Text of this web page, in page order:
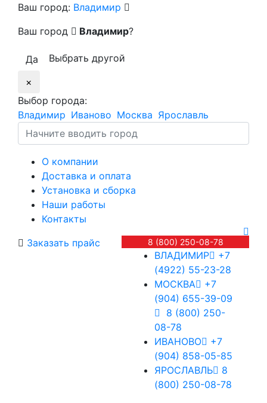
Ваш город: Владимир
Ваш город
Владимир?
Да
Выбрать другой
×
Выбор города:
Владимир Иваново Москва Ярославль
О компании
Доставка и оплата
Установка и сборка
Наши работы
Контакты
Заказать прайс
8 (800) 250-08-78
ВЛАДИМИР
+7
(4922) 55-23-28
МОСКВА
+7
(904) 655-39-09
8 (800) 250-
08-78
ИВАНОВО
+7
(904) 858-05-85
ЯРОСЛАВЛЬ
8
(800) 250-08-78